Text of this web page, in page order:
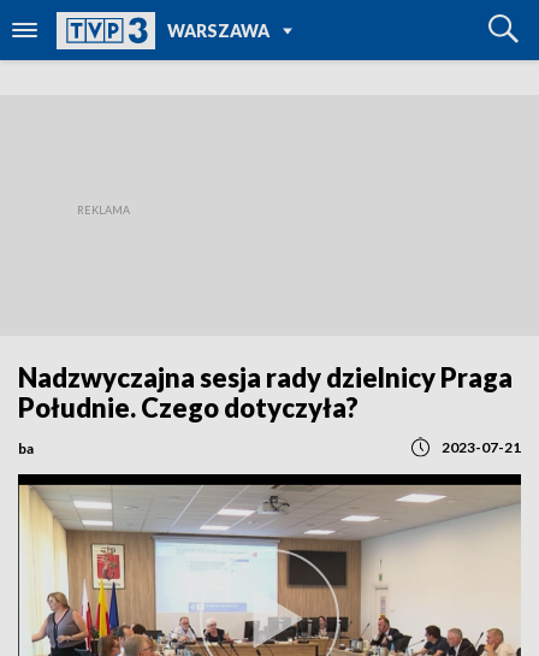
WARSZAWA
TVP REGIONY
Nadzwyczajna sesja rady dzielnicy Praga
Południe. Czego dotyczyła?
ba 2023-07-21